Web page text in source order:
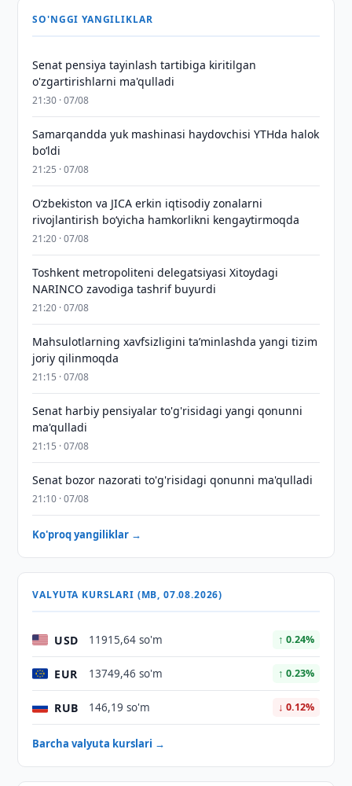
SO'NGGI YANGILIKLAR
Senat pensiya tayinlash tartibiga kiritilgan
o'zgartirishlarni ma'qulladi
21:30 · 07/08
Samarqandda yuk mashinasi haydovchisi YTHda halok
bo‘ldi
21:25 · 07/08
Oʻzbekiston va JICA erkin iqtisodiy zonalarni
rivojlantirish boʻyicha hamkorlikni kengaytirmoqda
21:20 · 07/08
Toshkent metropoliteni delegatsiyasi Xitoydagi
NARINCO zavodiga tashrif buyurdi
21:20 · 07/08
Mahsulotlarning xavfsizligini taʼminlashda yangi tizim
joriy qilinmoqda
21:15 · 07/08
Senat harbiy pensiyalar to'g'risidagi yangi qonunni
ma'qulladi
21:15 · 07/08
Senat bozor nazorati to'g'risidagi qonunni ma'qulladi
21:10 · 07/08
Ko'proq yangiliklar →
VALYUTA KURSLARI (MB, 07.08.2026)
USD 11915,64 so'm ↑ 0.24%
EUR 13749,46 so'm ↑ 0.23%
RUB 146,19 so'm ↓ 0.12%
Barcha valyuta kurslari →